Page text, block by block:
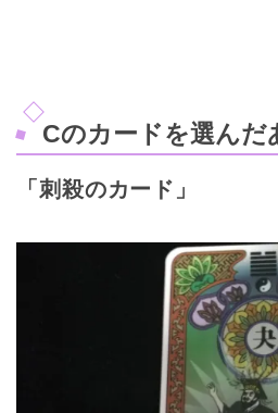
Cのカードを選んだ
「刺殺のカード」